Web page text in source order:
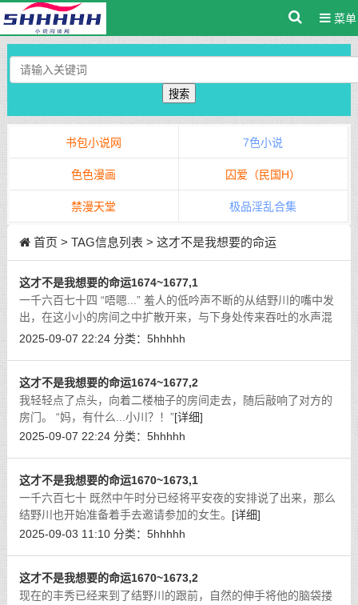
菜单
搜索
书包小说网 7色小说
色色漫画 囚爱（民国H）
禁漫天堂 极品淫乱合集
首页 > TAG信息列表 > 这才不是我想要的命运
这才不是我想要的命运1674~1677,1
一千六百七十四 “唔嗯...” 羞人的低吟声不断的从结野川的嘴中发
出，在这小小的房间之中扩散开来，与下身处传来吞吐的水声混
杂在一起，增添了房间之中淫靡的热度。
2025-09-07 22:24 分类： 5hhhhh
这才不是我想要的命运1674~1677,2
我轻轻点了点头，向着二楼柚子的房间走去，随后敲响了对方的
房门。 “妈，有什么...小川？！”[详细]
2025-09-07 22:24 分类： 5hhhhh
这才不是我想要的命运1670~1673,1
一千六百七十 既然中午时分已经将平安夜的安排说了出来，那么
结野川也开始准备着手去邀请参加的女生。 [详细]
2025-09-03 11:10 分类： 5hhhhh
这才不是我想要的命运1670~1673,2
现在的丰秀已经来到了结野川的跟前，自然的伸手将他的脑袋搂